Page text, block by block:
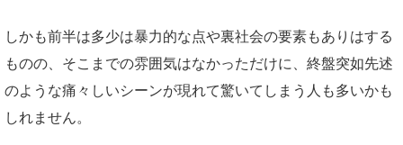
しかも前半は多少は暴力的な点や裏社会の要素もありはする
ものの、そこまでの雰囲気はなかっただけに、終盤突如先述
のような痛々しいシーンが現れて驚いてしまう人も多いかも
しれません。